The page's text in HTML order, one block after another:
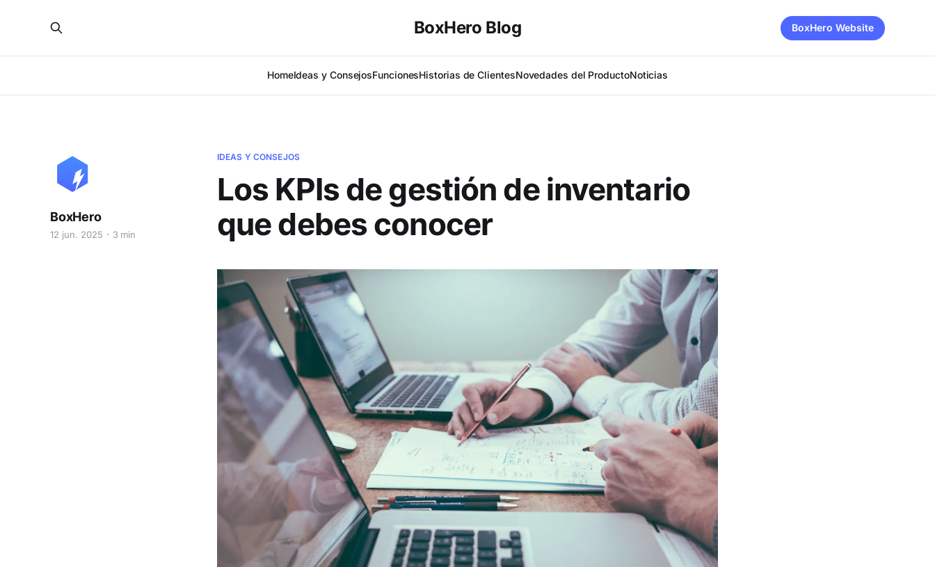
BoxHero Blog
HomeIdeas y ConsejosFuncionesHistorias de ClientesNovedades del ProductoNoticias
BoxHero Website
IDEAS Y CONSEJOS
Los KPIs de gestión de inventario
que debes conocer
BoxHero
12 jun. 2025 3 min